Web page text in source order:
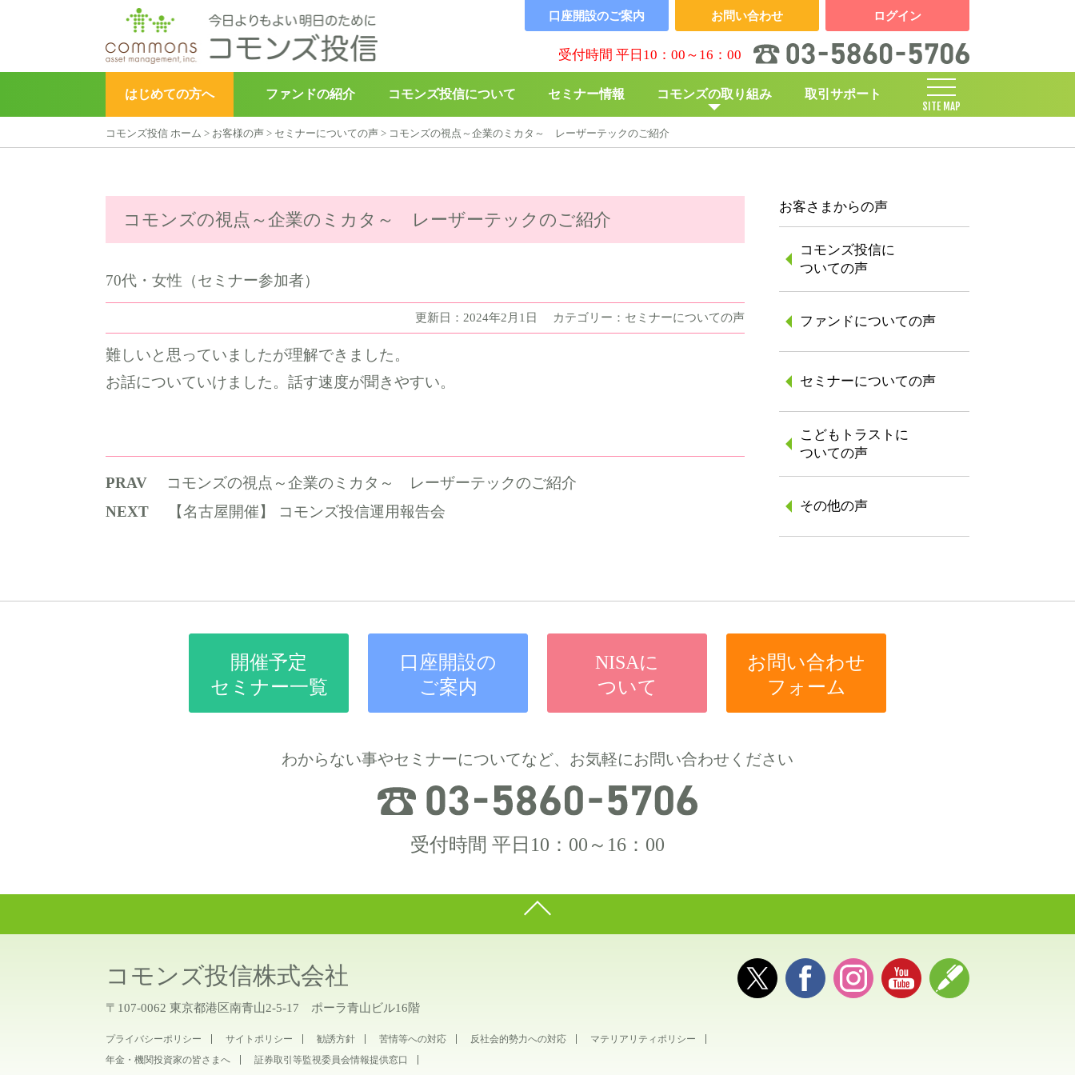
はじめての方へ ファンドの紹介 コモンズ投信について セミナー情報 コモンズの取り組み
▶︎ こどもトラスト ▶︎ コモンズBABY ▶︎
取引サポート
SITE MAP
口座開設のご案内 お問い合わせ ログイン
受付時間 平日10：00～16：00
コモンズ投信 ホーム > お客様の声 > セミナーについての声 > コモンズの視点～企業のミカタ～ レーザーテックのご紹介
コモンズの視点～企業のミカタ～ レーザーテックのご紹介
70代・女性（セミナー参加者）
更新日：2024年2月1日 カテゴリー：セミナーについての声
難しいと思っていましたが理解できました。
お話についていけました。話す速度が聞きやすい。
PRAV
コモンズの視点～企業のミカタ～ レーザーテックのご紹介
NEXT
【名古屋開催】 コモンズ投信運用報告会
お客さまからの声
コモンズ投信に
ついての声
ファンドについての声
セミナーについての声
こどもトラストに
ついての声
その他の声
開催予定
セミナー一覧
口座開設の
ご案内
NISAに
ついて
お問い合わせ
フォーム
わからない事やセミナーについてなど、お気軽にお問い合わせください
受付時間 平日10：00～16：00
コモンズ投信株式会社
〒107-0062 東京都港区南青山2-5-17 ポーラ青山ビル16階
プライバシーポリシー サイトポリシー 勧誘方針 苦情等への対応 反社会的勢力への対応
マテリアリティポリシー
年金・機関投資家の皆さまへ
証券取引等監視委員会情報提供窓口